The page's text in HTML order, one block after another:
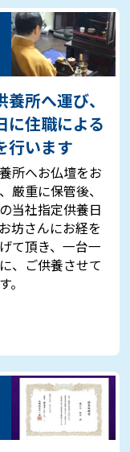
することに
と親から聞
はいけない
が仏壇供養
したが、丁
ださったの
亡くなり、
りました。
ロで、この
時に見つけ
。古いお仏
ものの相談
。おかげで
キリしまし
養所へ運び、
に住職による
行います
所へお仏壇をお
厳重に保管後、
当社指定供養日
坊さんにお経を
て頂き、一台一
、ご供養させて
。